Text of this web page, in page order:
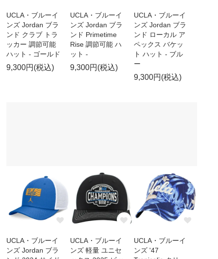
UCLA・ブルーイ
ンズ Jordan ブラ
ンド クラブ トラ
ッカー 調節可能
ハット - ゴールド
9,300円(税込)
UCLA・ブルーイ
ンズ Jordan ブラ
ンド Primetime
Rise 調節可能 ハ
ット -
9,300円(税込)
UCLA・ブルーイ
ンズ Jordan ブラ
ンド ローカル ア
ペックス バケッ
ト ハット - ブル
ー
9,300円(税込)
UCLA・ブルーイ
ンズ Jordan ブラ
UCLA・ブルーイ
ンズ 軽量 ユニセ
UCLA・ブルーイ
ンズ '47